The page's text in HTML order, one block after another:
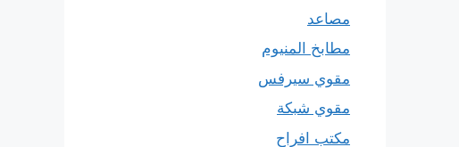
مصاعد
مطابخ المنيوم
مقوي سيرفس
مقوي شبكة
مكتب افراح